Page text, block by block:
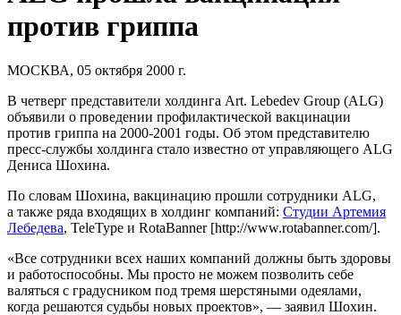
против гриппа
МОСКВА, 05 октября 2000 г.
В четверг представители холдинга Art. Lebedev Group (ALG)
объявили о проведении профилактической вакцинации
против гриппа на 2000-2001 годы. Об этом представителю
пресс-службы холдинга стало известно от управляющего ALG
Дениса Шохина.
По словам Шохина, вакцинацию прошли сотрудники ALG,
а также ряда входящих в холдинг компаний: Студии Артемия
Лебедева, TeleType и RotaBanner [http://www.rotabanner.com/].
«Все сотрудники всех наших компаний должны быть здоровы
и работоспособны. Мы просто не можем позволить себе
валяться с градусником под тремя шерстяными одеялами,
когда решаются судьбы новых проектов», — заявил Шохин.